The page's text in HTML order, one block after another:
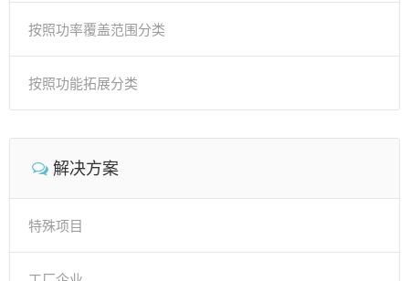
按照功率覆盖范围分类
按照功能拓展分类
解决方案
特殊项目